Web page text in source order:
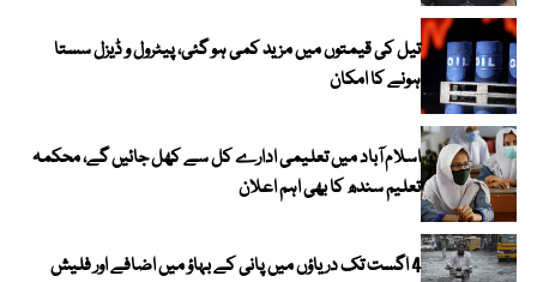
تیل کی قیمتوں میں مزید کمی ہو گئی، پیٹرول و ڈیزل سستا
ہونے کا امکان
اسلام آباد میں تعلیمی ادارے کل سے کھل جائیں گے، محکمہ
تعلیم سندھ کا بھی اہم اعلان
4 اگست تک دریاؤں میں پانی کے بہاؤ میں اضافے اور فلیش